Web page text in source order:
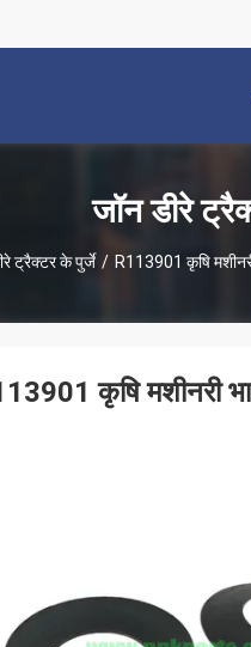
जॉन डीरे
ट्रैक्टर के पुर्जे / R113901 कृषि
कृषि मशीनरी